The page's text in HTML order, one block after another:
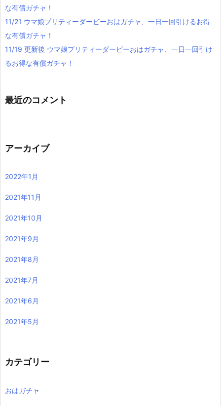
な有償ガチャ！
11/21 ウマ娘プリティーダービーおはガチャ、一日一回引けるお得
な有償ガチャ！
11/19 更新後 ウマ娘プリティーダービーおはガチャ、一日一回引け
るお得な有償ガチャ！
最近のコメント
アーカイブ
2022年1月
2021年11月
2021年10月
2021年9月
2021年8月
2021年7月
2021年6月
2021年5月
カテゴリー
おはガチャ